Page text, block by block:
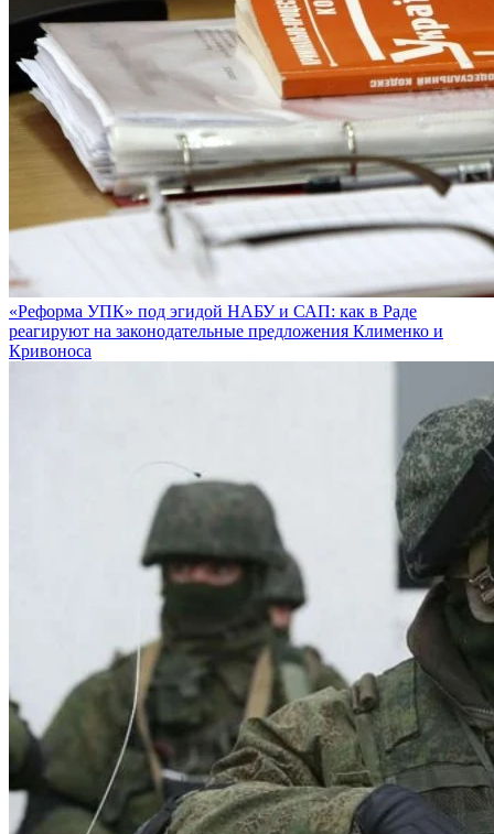
«Реформа УПК» под эгидой НАБУ и САП: как в Раде
реагируют на законодательные предложения Клименко и
Кривоноса